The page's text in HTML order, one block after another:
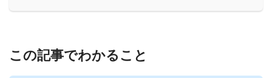
この記事でわかること